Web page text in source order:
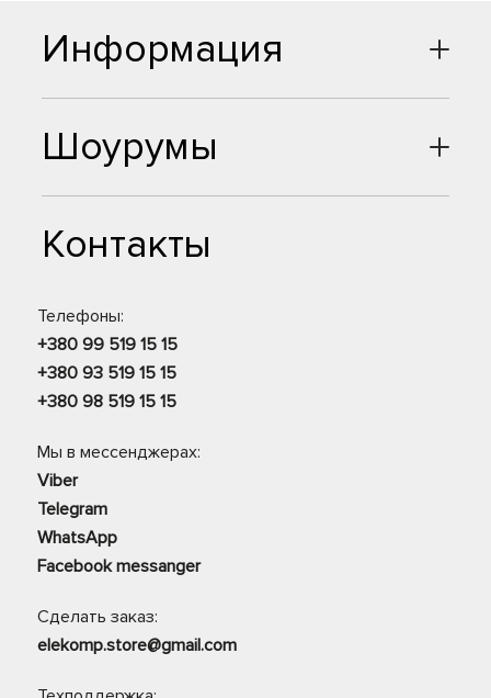
Шоурумы
Контакты
Телефоны:
+380 99 519 15 15
+380 93 519 15 15
+380 98 519 15 15
Мы в мессенджерах:
Viber
Telegram
WhatsApp
Facebook messanger
Сделать заказ:
elekomp.store@gmail.com
Информация